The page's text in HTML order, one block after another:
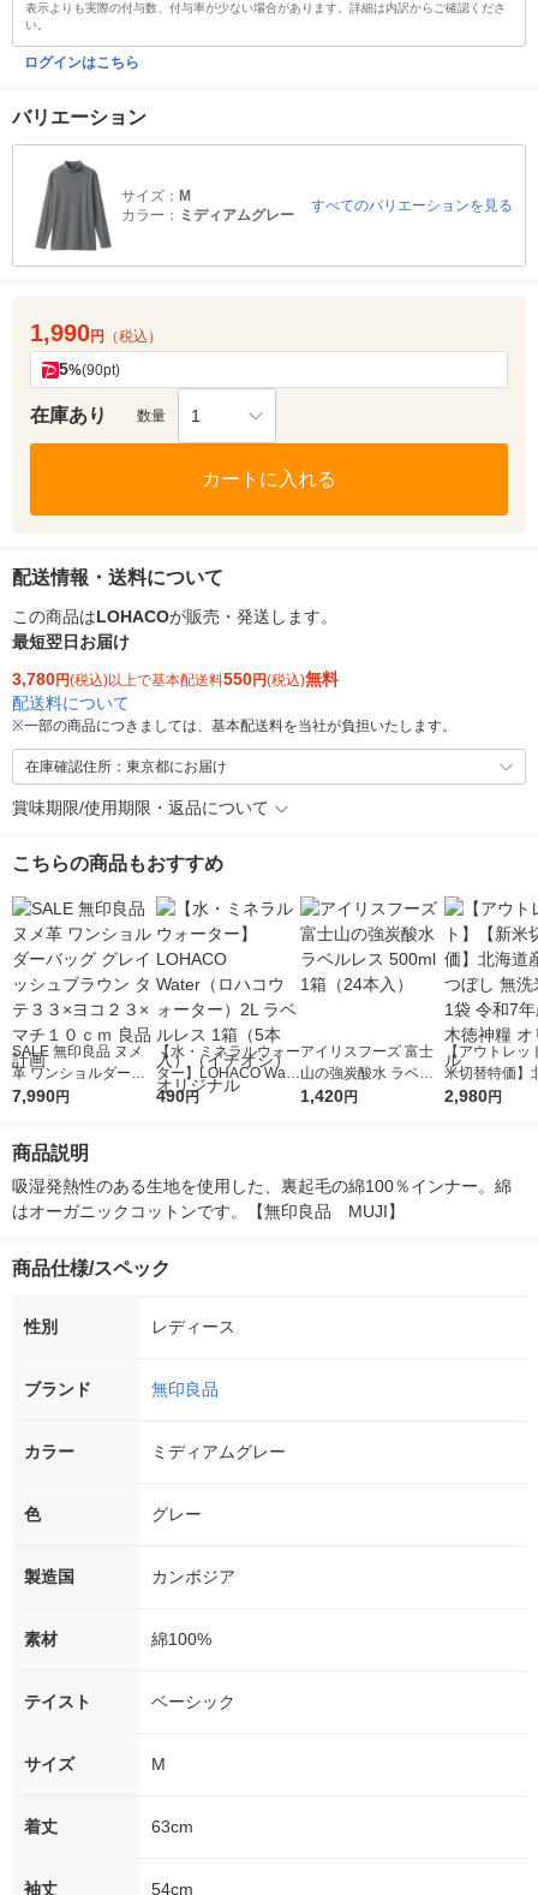
表示よりも実際の付与数、付与率が少ない場合があります。詳細は内訳からご確認くださ
い。
ログインはこちら
バリエーション
サイズ： M
カラー： ミディアムグレー
すべてのバリエーションを見る
1,990円 （税込）
5%(90pt)
在庫あり 数量 1
カートに入れる
配送情報・送料について
この商品はLOHACOが販売・発送します。
最短翌日お届け
3,780円(税込)以上で基本配送料550円(税込)無料
配送料について
※一部の商品につきましては、基本配送料を当社が負担いたします。
在庫確認住所：東京都にお届け
賞味期限/使用期限・返品について
こちらの商品もおすすめ
SALE 無印良品 ヌメ
革 ワンショルダーバ
ッグ グレイッシュブ
品計画
7,990円
【水・ミネラルウォー
ター】LOHACO Wate
r（ロハコウォータ
490円
アイリスフーズ 富士
山の強炭酸水 ラベル
レス 500ml 1箱（24
1,420円
【アウトレッ
米切替特価】
ななつぼし 無
2,980円
商品説明
吸湿発熱性のある生地を使用した、裏起毛の綿100％インナー。綿
はオーガニックコットンです。【無印良品　MUJI】
商品仕様/スペック
性別 レディース
ブランド 無印良品
カラー ミディアムグレー
色 グレー
製造国 カンボジア
素材 綿100%
テイスト ベーシック
サイズ M
着丈 63cm
袖丈 54cm